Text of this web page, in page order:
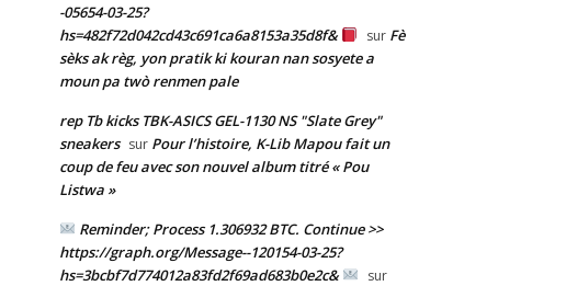
-05654-03-25?
hs=482f72d042cd43c691ca6a8153a35d8f&
sur Fè
sèks ak règ, yon pratik ki kouran nan sosyete a
moun pa twò renmen pale
rep Tb kicks TBK-ASICS GEL-1130 NS "Slate Grey"
sneakers sur Pour l’histoire, K-Lib Mapou fait un
coup de feu avec son nouvel album titré « Pou
Listwa »
Reminder; Process 1.306932 BTC. Continue >>
https://graph.org/Message--120154-03-25?
hs=3bcbf7d774012a83fd2f69ad683b0e2c&
sur